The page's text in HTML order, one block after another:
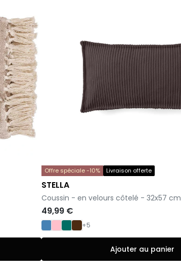
Offre spéciale -10% Livraison offerte
STELLA
-
Coussin - en velours côtelé - 32x57 cm
49,99 €
+5
Ajouter au panier